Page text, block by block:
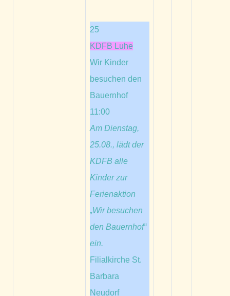
25
KDFB Luhe
Wir Kinder
besuchen den
Bauernhof
11:00
Am Dienstag,
25.08., lädt der
KDFB alle
Kinder zur
Ferienaktion
„Wir besuchen
den Bauernhof“
ein.
Filialkirche St.
Barbara
Neudorf